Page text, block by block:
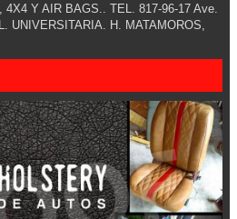
Y AIR BAGS.. TEL. 817-96-17 Ave.
UNIVERSITARIA. H. MATAMOROS,